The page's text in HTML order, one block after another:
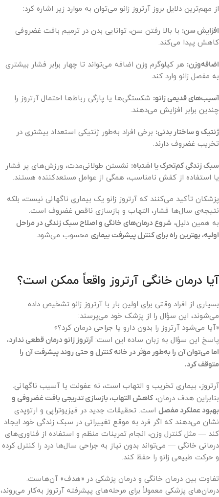
از مهم‌ترین دلایل بروز آرتروز زانو می‌توان به موارد زیر اشاره کرد:
افزایش سن: با بالا رفتن سن، توانایی بدن در ترمیم بافت غضروفی
کاهش پیدا می‌کند.
اضافه‌وزن: هر کیلوگرم وزن اضافه می‌تواند تا چهار برابر فشار بیشتری
به مفصل زانو وارد کند.
آسیب‌های قدیمی زانو: شکستگی‌ها یا پارگی رباط‌ها احتمال آرتروز را
چندین برابر افزایش می‌دهند.
ژنتیک و ساختار بدنی: برخی افراد به‌طور ژنتیکی استعداد بیشتری در
تخریب غضروف دارند.
سبک زندگی کم‌تحرک یا اشتباه: نشستن طولانی‌مدت، ورزش‌های پر فشار
یا استفاده از کفش نامناسب، همگی از عوامل مستعدکننده هستند.
پزشکان تأکید می‌کنند که آرتروز زانو یک بیماری ناگهانی نیست، بلکه
نتیجه‌ی سال‌ها فشار، التهاب و بازسازی ناقص غضروف است.
به همین دلیل، شروع درمان‌های خانگی و اصلاح سبک زندگی در مراحل
اولیه، بهترین راه برای کنترل پیشرفت بیماری محسوب می‌شود.
آیا درمان خانگی آرتروز واقعاً ممکن است؟
بسیاری از افراد وقتی برای اولین بار با آرتروز زانو تشخیص داده
می‌شوند، این سؤال را از پزشک خود می‌پرسند:
«آیا می‌شود آرتروز را بدون دارو یا جراحی درمان کرد؟»
پاسخ این سؤال به زبان ساده این است:آرتروز زانو درمان قطعی ندارد،
اما می‌توان آن را به‌طور مؤثر در خانه کنترل و حتی روند پیشرفت آن را
متوقف کرد.
آرتروز، بیماری تخریب و التهاب است، نه عفونت یا آسیب ناگهانی.
بنابراین هدف درمان، کاهش التهاب، بازسازی تدریجی بافت غضروفی و
بهبود عملکرد مفصل است. تحقیقات جدید در فیزیوتراپی و ارتوپدی
نشان می‌دهند که اگر فرد به موقع تغییراتی در سبک زندگی خود ایجاد
کند — مثل کنترل وزن، انجام تمرینات منظم و استفاده از فناوری‌های
درمانی خانگی — می‌تواند بدون نیاز به جراحی سال‌ها درد را کنترل کرده
و حرکت طبیعی زانو را حفظ کند.
تفاوت بین درمان خانگی و درمان پزشکی در «هدف» آن‌هاست.
درمان‌های پزشکی معمولاً برای مرحله‌های پیشرفته آرتروز به‌کار می‌روند،